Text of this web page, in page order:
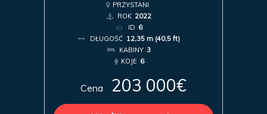
PRZYSTANI
ROK 2022
ID 6
DŁUGOŚĆ 12,35 m (40,5 ft)
KABINY 3
KOJE 6
Cena 203 000€